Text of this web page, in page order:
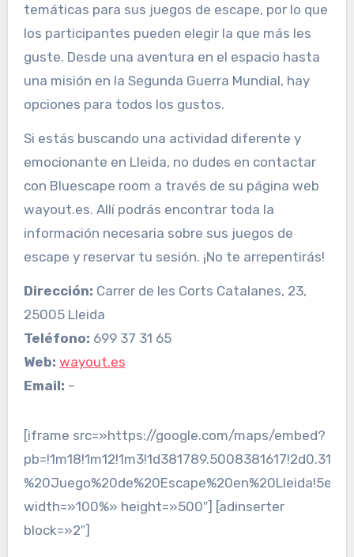
temáticas para sus juegos de escape, por lo que
los participantes pueden elegir la que más les
guste. Desde una aventura en el espacio hasta
una misión en la Segunda Guerra Mundial, hay
opciones para todos los gustos.
Si estás buscando una actividad diferente y
emocionante en Lleida, no dudes en contactar
con Bluescape room a través de su página web
wayout.es. Allí podrás encontrar toda la
información necesaria sobre sus juegos de
escape y reservar tu sesión. ¡No te arrepentirás!
Dirección: Carrer de les Corts Catalanes, 23,
25005 Lleida
Teléfono: 699 37 31 65
Web: wayout.es
Email: –
[iframe src=»https://google.com/maps/embed?
width=»100%» height=»500″] [adinserter
block=»2″]